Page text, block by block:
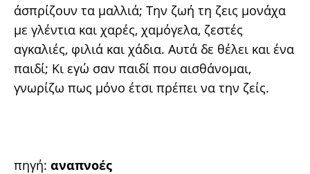
άσπρίζουν τα μαλλιά; Την ζωή τη ζεις μονάχα
με γλέντια και χαρές, χαμόγελα, ζεστές
αγκαλιές, φιλιά και χάδια. Αυτά δε θέλει και ένα
παιδί; Κι εγώ σαν παιδί που αισθάνομαι,
γνωρίζω πως μόνο έτσι πρέπει να την ζείς.
πηγή: αναπνοές